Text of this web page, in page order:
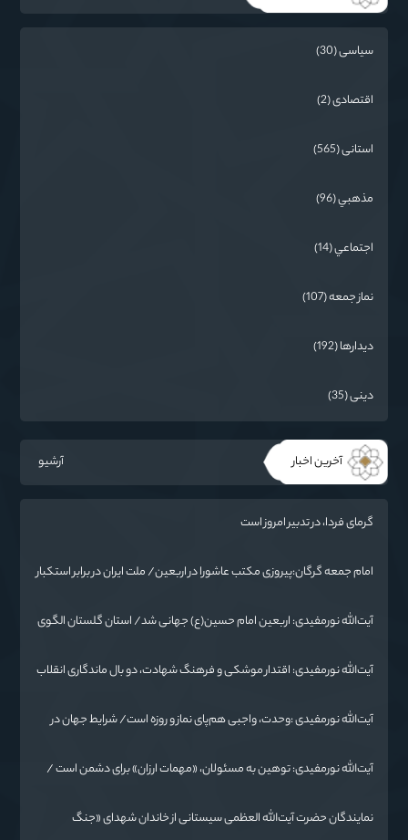
سیاسی (30)
اقتصادی (2)
استانی (565)
مذهبي (96)
اجتماعي (14)
نماز جمعه (107)
دیدارها (192)
دینی (35)
آخرین اخبار آرشیو
گرمای فردا، در تدبیر امروز است
امام جمعه گرگان:پیروزی مکتب عاشورا در اربعین/ ملت ایران در برابر استکبار
آیت‌الله نورمفیدی: اربعین امام حسین(ع) جهانی شد/ استان گلستان الگوی
آیت‌الله نورمفیدی: اقتدار موشکی و فرهنگ شهادت، دو بال ماندگاری انقلاب
آیت‌الله نورمفیدی :وحدت، واجبی هم‌پای نماز و روزه است/ شرایط جهان در
آیت‌الله نورمفیدی: توهین به مسئولان، «مهمات ارزان» برای دشمن است /
نمایندگان حضرت آیت‌الله العظمی سیستانی از خاندان شهدای «جنگ